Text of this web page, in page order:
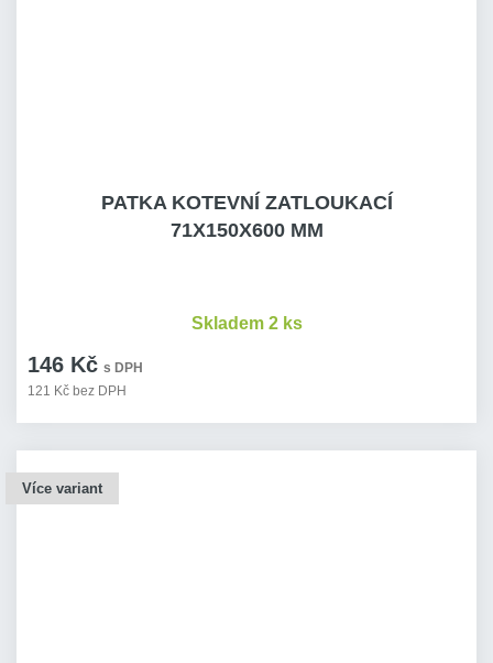
PATKA KOTEVNÍ ZATLOUKACÍ
71X150X600 MM
146 Kč s DPH
121 Kč bez DPH
Skladem 2 ks
Více variant